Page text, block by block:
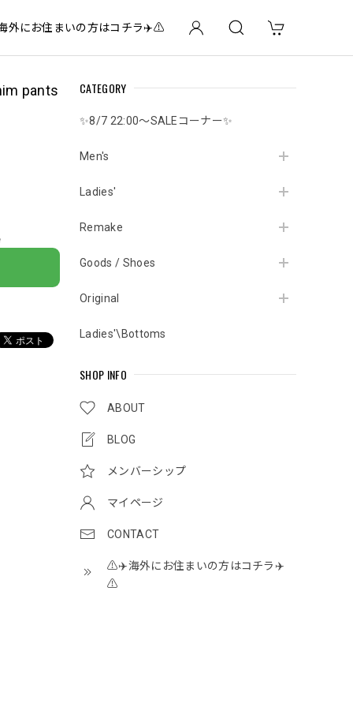
にお住まいの方はコチラ✈️⚠️
CATEGORY
✨8/7 22:00～SALEコーナー✨
Men's
Ladies'
Remake
Goods / Shoes
Original
Ladies'\Bottoms
SHOP INFO
ABOUT
BLOG
メンバーシップ
マイページ
CONTACT
⚠️✈️海外にお住まいの方はコチラ✈️
⚠️
pants